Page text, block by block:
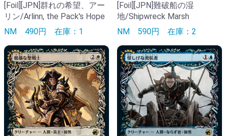
[Foil][JPN]群れの希望、アー
リン/Arlinn, the Pack's Hope
NM 490円 在庫：1
[Foil][JPN]難破船の湿
地/Shipwreck Marsh
NM 590円 在庫：2